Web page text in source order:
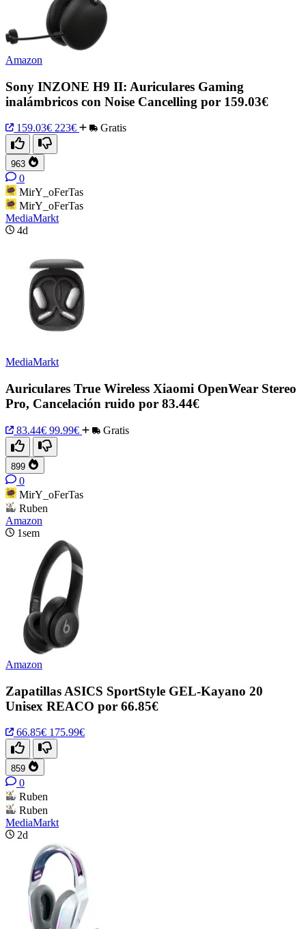
Amazon
Sony INZONE H9 II: Auriculares Gaming
inalámbricos con Noise Cancelling por 159.03€
159.03€ 223€ Gratis
963
0
MirY_oFerTas
MirY_oFerTas
MediaMarkt
4d
MediaMarkt
Auriculares True Wireless Xiaomi OpenWear Stereo
Pro, Cancelación ruido por 83.44€
83.44€ 99.99€ Gratis
899
0
MirY_oFerTas
Ruben
Amazon
1sem
Amazon
Zapatillas ASICS SportStyle GEL-Kayano 20
Unisex REACO por 66.85€
66.85€ 175.99€
859
0
Ruben
Ruben
MediaMarkt
2d